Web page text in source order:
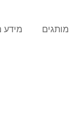
מותגים מידע